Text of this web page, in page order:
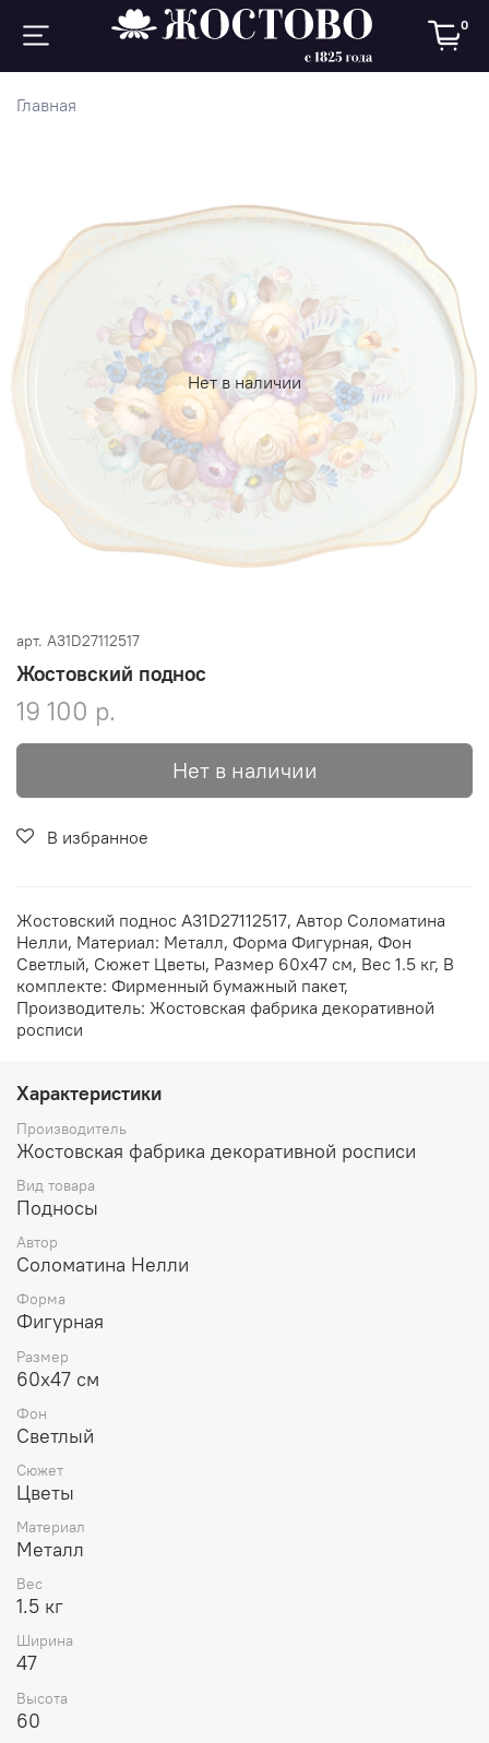
0
Главная
Нет в наличии
арт. A31D27112517
Жостовский поднос
19 100 р.
Нет в наличии
В избранное
Жостовский поднос A31D27112517, Автор Соломатина
Нелли, Материал: Металл, Форма Фигурная, Фон
Светлый, Сюжет Цветы, Размер 60х47 см, Вес 1.5 кг, В
комплекте: Фирменный бумажный пакет,
Производитель: Жостовская фабрика декоративной
росписи
Характеристики
Производитель
Жостовская фабрика декоративной росписи
Вид товара
Подносы
Автор
Соломатина Нелли
Форма
Фигурная
Размер
60х47 см
Фон
Светлый
Сюжет
Цветы
Материал
Металл
Вес
1.5 кг
Ширина
47
Высота
60